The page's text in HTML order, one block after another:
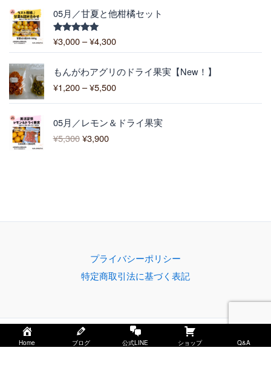
4
0
1
0
0
05月／甘夏と他柑橘セット
5段階中
5.00
¥3,000 –¥4,300
価
格
:
3
,
0
もんがわアグリのドライ果実【New！】
¥1,200 –¥5,500
格
帯
:
1
5
0
0
05月／レモン＆ドライ果実
¥5,300
元
の
価
3
し
た
¥3,900
現
在
の
,
0
で
す
プライバシーポリシー
特定商取引法に基づく表記
Copyright © 2026 みかん家ゆがわらーもんがわアグリー
Home ブログ 公式LINE ショップ Q&A